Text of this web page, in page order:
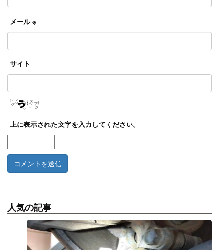
メール※
サイト
上に表示された文字を入力してください。
人気の記事